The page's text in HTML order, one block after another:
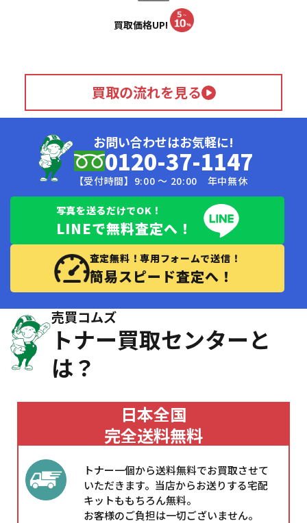
買取価格UP!
買取の流れを見る
お問い合わせはお気軽に!
0120-37-1147
【受付時間】9:00 〜 20:00 年中無休
写真を送るだけでOK！
LINEで無料査定へ！
査定無料！専用フォームで送信！
簡易スピード査定へ！
売買コムズ
トナー買取センターと
は？
日本全国
完全送料無料
トナー一個から送料無料でお買取させて
いただきます。当店からお送りする宅配
キットももちろん無料。
お客様のご負担は一切ございません。